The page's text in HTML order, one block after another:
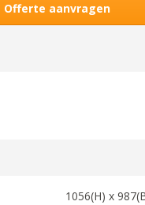
Offerte aanvragen
1056(H) x987